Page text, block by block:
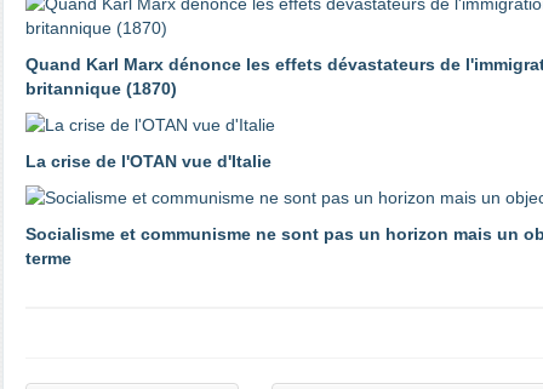
Quand Karl Marx dénonce les effets dévastateurs de
britannique (1870)
La crise de l'OTAN vue d'Italie
Socialisme et communisme ne sont pas un horizon mais un
terme